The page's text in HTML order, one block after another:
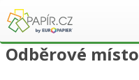
Odběrové místo